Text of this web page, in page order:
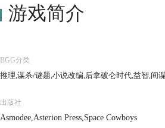
游戏简介
BGG分类
推理,谋杀/谜题,小说改编,后拿破仑时代,益智,间
出版社
Asmodee,Asterion Press,Space Cowboys